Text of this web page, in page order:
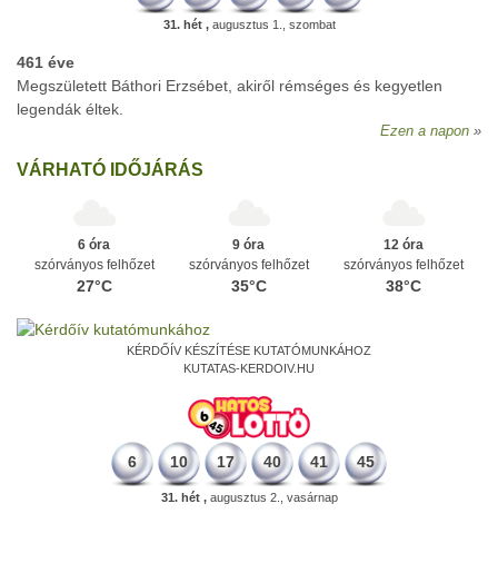
31. hét ,augusztus 1., szombat
461 éve
Megszületett Báthori Erzsébet, akiről rémséges és kegyetlen
legendák éltek.
Ezen a napon
VÁRHATÓ IDŐJÁRÁS
6 óra
szórványos felhőzet
27°C
9 óra
szórványos felhőzet
35°C
12 óra
szórványos felhőzet
38°C
KÉRDŐÍV KÉSZÍTÉSE KUTATÓMUNKÁHOZ
KUTATAS-KERDOIV.HU
6 10 17 40 41 45
31. hét ,augusztus 2., vasárnap